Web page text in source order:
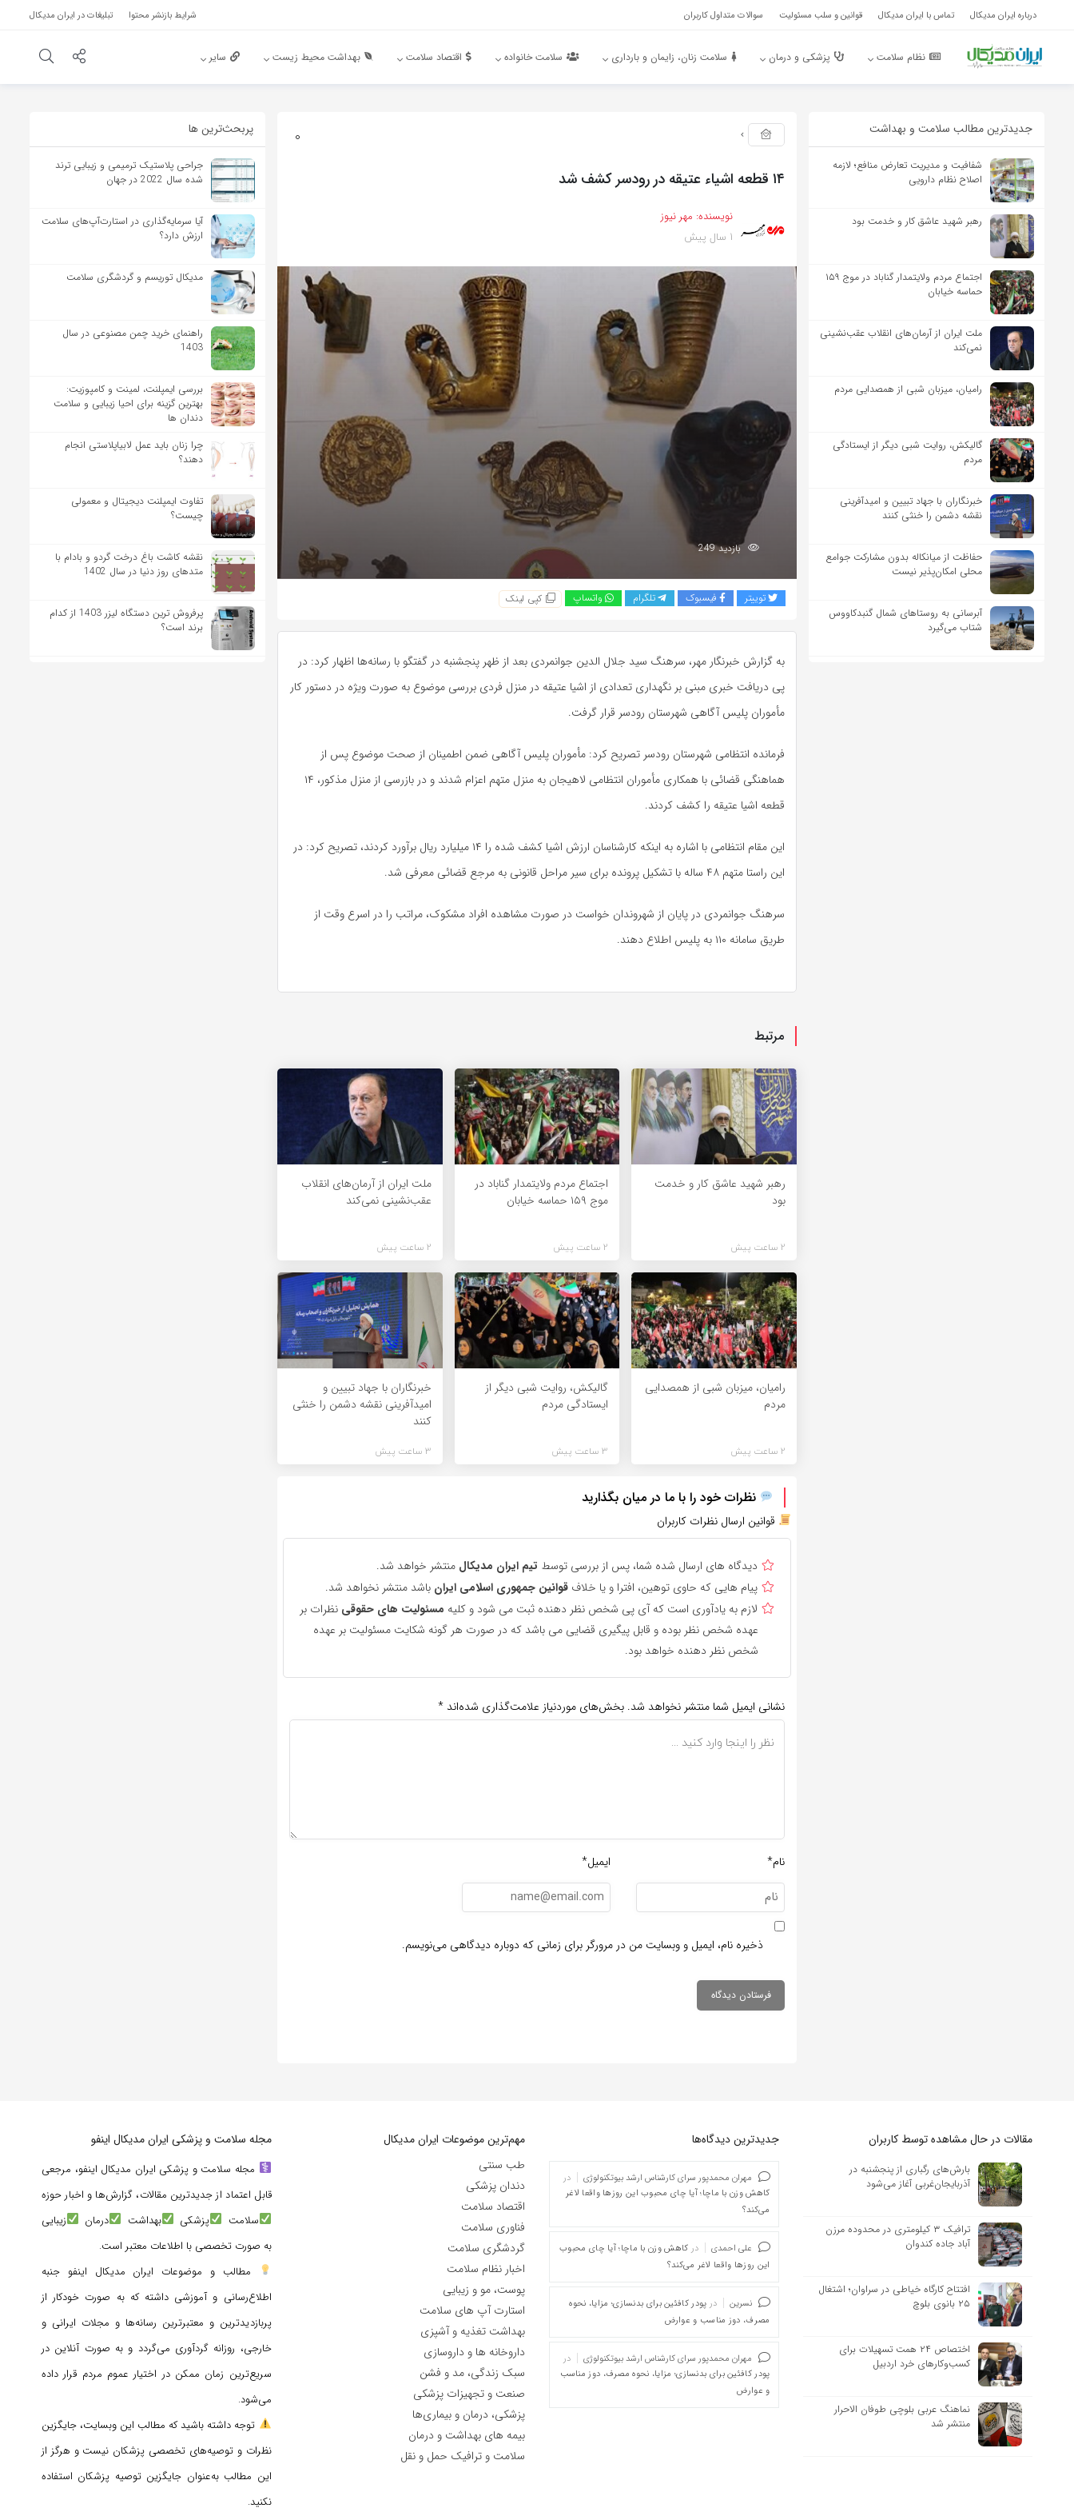
درباره ایران مدیکال تماس با ایران مدیکال قوانین و سلب مسئولیت سوالات متداول کاربران شرایط بازنشر محتوا تبلیغات در ایران مدیکال
نظام سلامت پزشکی و درمان سلامت زنان، زایمان و بارداری سلامت خانواده اقتصاد سلامت بهداشت محیط زیست سایر
جدیدترین مطالب سلامت و بهداشت
شفافیت و مدیریت تعارض منافع؛ لازمه
اصلاح نظام دارویی
رهبر شهید عاشق کار و خدمت بود
اجتماع مردم ولایتمدار گناباد در موج ۱۵۹
حماسه خیابان
ملت ایران از آرمان‌های انقلاب عقب‌نشینی
نمی‌کند
رامیان، میزبان شبی از همصدایی مردم
گالیکش، روایت شبی دیگر از ایستادگی
مردم
خبرنگاران با جهاد تبیین و امیدآفرینی
نقشه دشمن را خنثی کنند
حفاظت از میانکاله بدون مشارکت جوامع
محلی امکان‌پذیر نیست
آبرسانی به روستاهای شمال گنبدکاووس
شتاب می‌گیرد
0
۱۴ قطعه اشیاء عتیقه در رودسر کشف شد
نویسنده: مهر نیوز
1 سال پیش
بازدید 249
توییتر فیسبوک تلگرام واتساپ کپی لینک
به گزارش خبرنگار مهر، سرهنگ سید جلال الدین جوانمردی بعد از ظهر پنجشنبه در گفتگو با رسانه‌ها اظهار کرد: در
پی دریافت خبری مبنی بر نگهداری تعدادی از اشیا عتیقه در منزل فردی بررسی موضوع به صورت ویژه در دستور کار
مأموران پلیس آگاهی شهرستان رودسر قرار گرفت.
فرمانده انتظامی شهرستان رودسر تصریح کرد: مأموران پلیس آگاهی ضمن اطمینان از صحت موضوع پس از
هماهنگی قضائی با همکاری مأموران انتظامی لاهیجان به منزل متهم اعزام شدند و در بازرسی از منزل مذکور، ۱۴
قطعه اشیا عتیقه را کشف کردند.
این مقام انتظامی با اشاره به اینکه کارشناسان ارزش اشیا کشف شده را ۱۴ میلیارد ریال برآورد کردند، تصریح کرد: در
این راستا متهم ۴۸ ساله با تشکیل پرونده برای سیر مراحل قانونی به مرجع قضائی معرفی شد.
سرهنگ جوانمردی در پایان از شهروندان خواست در صورت مشاهده افراد مشکوک، مراتب را در اسرع وقت از
طریق سامانه ۱۱۰ به پلیس اطلاع دهند.
مرتبط
رهبر شهید عاشق کار و خدمت
بود
2 ساعت پیش
اجتماع مردم ولایتمدار گناباد در
موج ۱۵۹ حماسه خیابان
2 ساعت پیش
ملت ایران از آرمان‌های انقلاب
عقب‌نشینی نمی‌کند
2 ساعت پیش
رامیان، میزبان شبی از همصدایی
مردم
2 ساعت پیش
گالیکش، روایت شبی دیگر از
ایستادگی مردم
3 ساعت پیش
خبرنگاران با جهاد تبیین و
امیدآفرینی نقشه دشمن را خنثی
کنند
3 ساعت پیش
نظرات خود را با ما در میان بگذارید
قوانین ارسال نظرات کاربران
دیدگاه های ارسال شده شما، پس از بررسی توسط تیم ایران مدیکال منتشر خواهد شد.
پیام هایی که حاوی توهین، افترا و یا خلاف قوانین جمهوری اسلامی ایران باشد منتشر نخواهد شد.
لازم به یادآوری است که آی پی شخص نظر دهنده ثبت می شود و کلیه مسئولیت های حقوقی نظرات بر
عهده شخص نظر بوده و قابل پیگیری قضایی می باشد که در صورت هر گونه شکایت مسئولیت بر عهده
شخص نظر دهنده خواهد بود.
نشانی ایمیل شما منتشر نخواهد شد. بخش‌های موردنیاز علامت‌گذاری شده‌اند *
نام* ایمیل*
ذخیره نام، ایمیل و وبسایت من در مرورگر برای زمانی که دوباره دیدگاهی می‌نویسم.
پربحث‌‌ترین ها
جراحی پلاستیک ترمیمی و زیبایی ترند
شده سال 2022 در جهان
آیا سرمایه‌گذاری در استارت‌آپ‌های سلامت
ارزش دارد؟
مدیکال توریسم و گردشگری سلامت
راهنمای خرید چمن مصنوعی در سال
1403
بررسی ایمپلنت، لمینت و کامپوزیت:
بهترین گزینه برای احیا زیبایی و سلامت
دندان ها
چرا زنان باید عمل لابیاپلاستی انجام
دهند؟
تفاوت ایمپلنت دیجیتال و معمولی
چیست؟
نقشه کاشت باغ درخت گردو و بادام با
متدهای روز دنیا در سال 1402
پرفروش ترین دستگاه لیزر 1403 از کدام
برند است؟
مقالات در حال مشاهده توسط کاربران
بارش‌های رگباری از پنجشنبه در
آذربایجان‌غربی آغاز می‌شود
ترافیک ۳ کیلومتری در محدوده مرزن
آباد جاده کندوان
افتتاح کارگاه خیاطی در سراوان؛ اشتغال
۲۵ بانوی بلوچ
اختصاص ۲۴ همت تسهیلات برای
کسب‌وکارهای خرد اردبیل
نماهنگ عربی بلوچی طوفان الاحرار
منتشر شد
جدیدترین دیدگاه‌‌ها
مهران محمدپور سرای کارشناس ارشد بیوتکنولوژی
در
کاهش وزن با ماچا؛ آیا چای محبوب این روزها واقعا لاغر
می‌کند؟
علی احمدی در کاهش وزن با ماچا؛ آیا چای محبوب
این روزها واقعا لاغر می‌کند؟
نسرین در پودر کافئین برای بدنسازی؛ مزایا، نحوه
مصرف، دوز مناسب و عوارض
مهران محمدپور سرای کارشناس ارشد بیوتکنولوژی
در
پودر کافئین برای بدنسازی؛ مزایا، نحوه مصرف، دوز مناسب
و عوارض
مهم‌ترین موضوعات ایران مدیکال
طب سنتی
دندان پزشکی
اقتصاد سلامت
فناوری سلامت
گردشگری سلامت
اخبار نظام سلامت
پوست، مو و زیبایی
استارت آپ های سلامت
بهداشت تغذیه و آشپزی
داروخانه ها و داروسازی
سبک زندگی، مد و فشن
صنعت و تجهیزات پزشکی
پزشکی، درمان و بیماری‌ها
بیمه های بهداشت و درمان
سلامت و ترافیک حمل و نقل
مجله سلامت و پزشکی ایران مدیکال اینفو
مجله سلامت و پزشکی ایران مدیکال اینفو، مرجعی
قابل اعتماد از جدیدترین مقالات، گزارش‌ها و اخبار حوزه
سلامت
پزشکی بهداشت درمان
زیبایی
به صورت تخصصی با اطلاعات معتبر است.
مطالب و موضوعات ایران مدیکال اینفو جنبه
اطلاع‌رسانی و آموزشی داشته که به صورت خودکار از
پربازدیدترین و معتبرترین رسانه‌ها و مجلات ایرانی و
خارجی، روزانه گردآوری می‌گردد و به صورت آنلاین در
سریع‌ترین زمان ممکن در اختیار عموم مردم قرار داده
می‌شود.
توجه داشته باشید که مطالب این وبسایت، جایگزین
نظرات و توصیه‌های تخصصی پزشکان نیست و هرگز از
این مطالب به‌عنوان جایگزین توصیه پزشکان استفاده
نکنید.